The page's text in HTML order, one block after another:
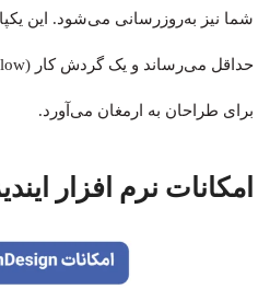
شما نیز به‌روزرسانی می‌شود. این
برای طراحان به ارمغان می‌آورد.
امکانات نرم افزار